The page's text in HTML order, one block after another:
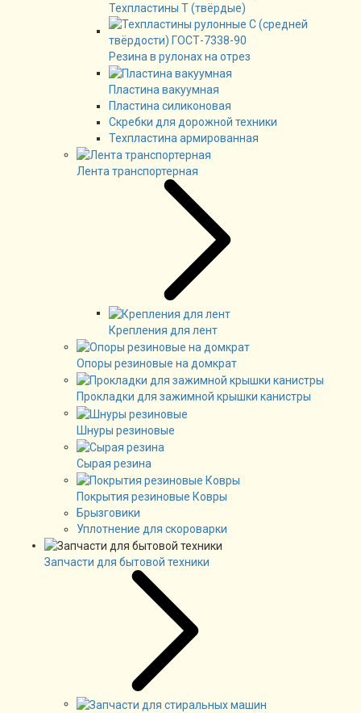
Техпластины Т (твёрдые)
Резина в рулонах на отрез
Пластина вакуумная
Пластина силиконовая
Скребки для дорожной техники
Техпластина армированная
Лента транспортерная
Крепления для лент
Опоры резиновые на домкрат
Прокладки для зажимной крышки канистры
Шнуры резиновые
Сырая резина
Покрытия резиновые Ковры
Брызговики
Уплотнение для скороварки
Запчасти для бытовой техники